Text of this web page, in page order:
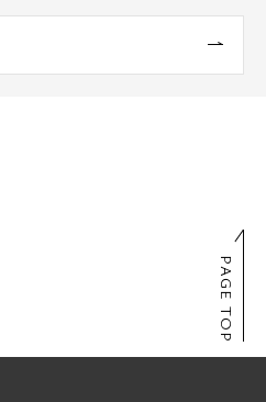
PAGE TOP